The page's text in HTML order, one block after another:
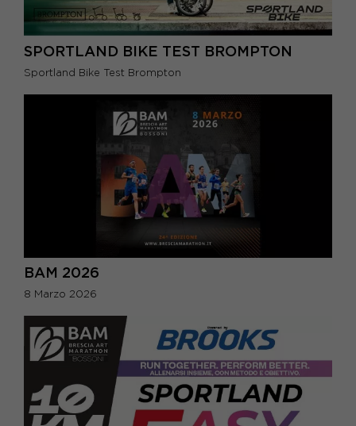
SPORTLAND BIKE TEST BROMPTON
Sportland Bike Test Brompton
BAM 2026
8 Marzo 2026